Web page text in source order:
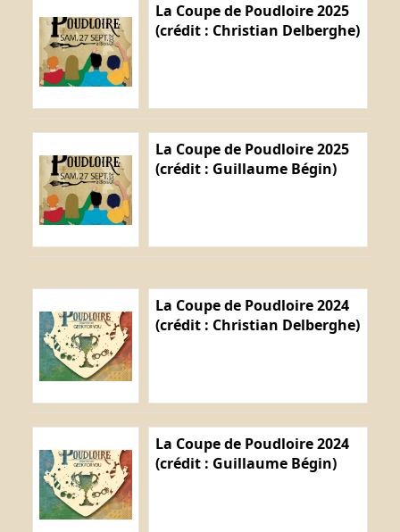
La Coupe de Poudloire 2025
(crédit : Christian Delberghe)
La Coupe de Poudloire 2025
(crédit : Guillaume Bégin)
La Coupe de Poudloire 2024
(crédit : Christian Delberghe)
La Coupe de Poudloire 2024
(crédit : Guillaume Bégin)